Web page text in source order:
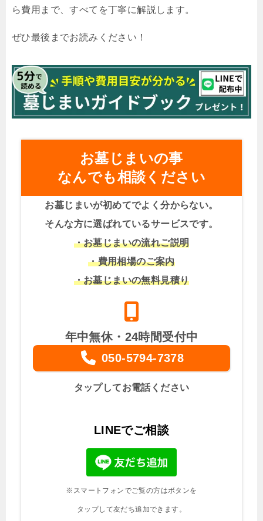
ら費用まで、すべてを丁寧に解説します。
ぜひ最後までお読みください！
お墓じまいの事
なんでも相談ください
お墓じまいが初めてでよく分からない。
そんな方に選ばれているサービスです。
・お墓じまいの流れご説明
・費用相場のご案内
・お墓じまいの無料見積り
年中無休・24時間受付中
050-5794-7378
タップしてお電話ください
LINEでご相談
※スマートフォンでご覧の方はボタンを
タップして友だち追加できます。